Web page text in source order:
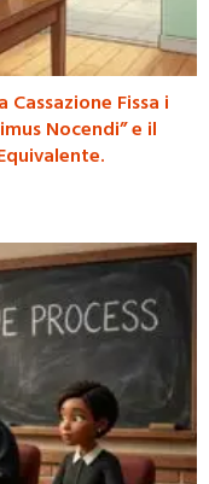
Fissa i
Nocendi” e il